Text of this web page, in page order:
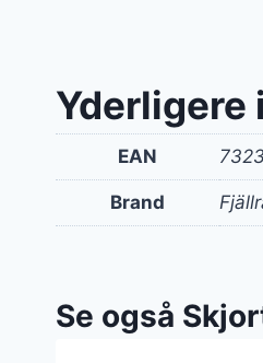
Yderligere
EAN
Brand
Se også